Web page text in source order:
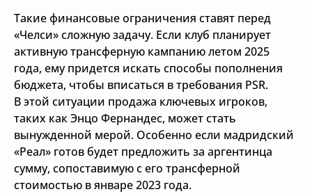
Такие финансовые ограничения ставят перед
«Челси» сложную задачу. Если клуб планирует
активную трансферную кампанию летом 2025
года, ему придется искать способы пополнения
бюджета, чтобы вписаться в требования PSR.
В этой ситуации продажа ключевых игроков,
таких как Энцо Фернандес, может стать
вынужденной мерой. Особенно если мадридский
«Реал» готов будет предложить за аргентинца
сумму, сопоставимую с его трансферной
стоимостью в январе 2023 года.